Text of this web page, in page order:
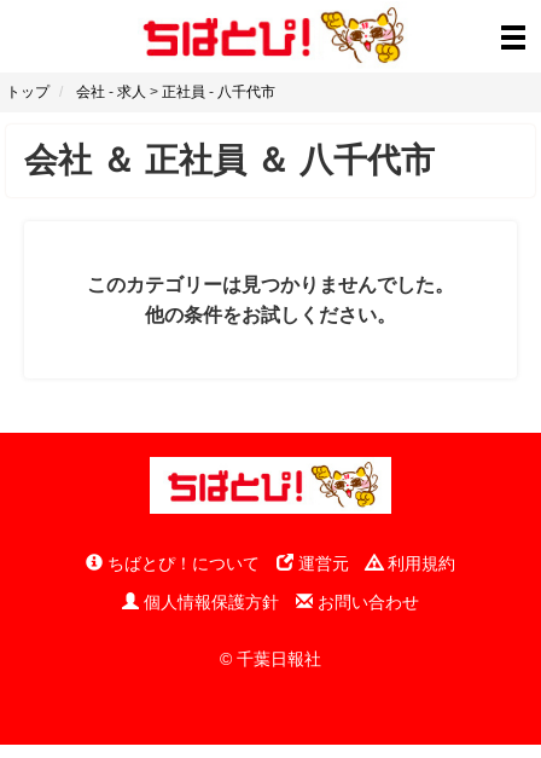
トップ 会社 - 求人 > 正社員 - 八千代市
会社 ＆ 正社員 ＆ 八千代市
このカテゴリーは見つかりませんでした。
他の条件をお試しください。
ちばとぴ！について 運営元
利用規約
個人情報保護方針
お問い合わせ
© 千葉日報社